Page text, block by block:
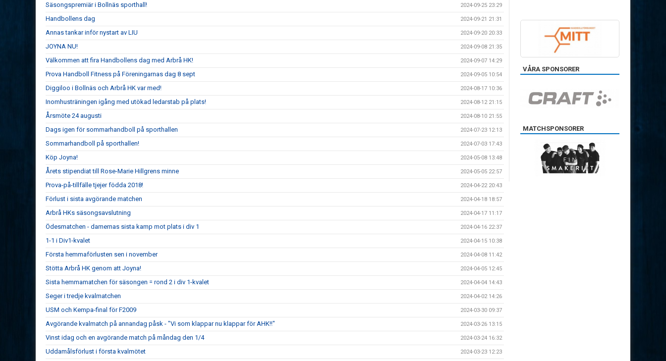
Säsongspremiär i Bollnäs sporthall! 2024-09-25 23:29
Handbollens dag 2024-09-21 21:31
Annas tankar inför nystart av LIU 2024-09-20 20:33
JOYNA NU! 2024-09-08 21:35
Välkommen att fira Handbollens dag med Arbrå HK! 2024-09-07 14:29
Prova Handboll Fitness på Föreningarnas dag 8 sept 2024-09-05 10:54
Diggiloo i Bollnäs och Arbrå HK var med! 2024-08-17 10:36
Inomhusträningen igång med utökad ledarstab på plats! 2024-08-12 21:15
Årsmöte 24 augusti 2024-08-10 21:55
Dags igen för sommarhandboll på sporthallen 2024-07-23 12:13
Sommarhandboll på sporthallen! 2024-07-03 17:43
Köp Joyna! 2024-05-08 13:48
Årets stipendiat till Rose-Marie Hillgrens minne 2024-05-05 22:57
Prova-på-tillfälle tjejer födda 2018! 2024-04-22 20:43
Förlust i sista avgörande matchen 2024-04-18 18:57
Arbrå HKs säsongsavslutning 2024-04-17 11:17
Ödesmatchen - damernas sista kamp mot plats i div 1 2024-04-16 22:37
1-1 i Div1-kvalet 2024-04-15 10:38
Första hemmaförlusten sen i november 2024-04-08 11:42
Stötta Arbrå HK genom att Joyna! 2024-04-05 12:45
Sista hemmamatchen för säsongen = rond 2 i div 1-kvalet 2024-04-04 14:43
Seger i tredje kvalmatchen 2024-04-02 14:26
USM och Kempa-final för F2009 2024-03-30 09:37
Avgörande kvalmatch på annandag påsk - "Vi som klappar nu klappar för AHK!!" 2024-03-26 13:15
Vinst idag och en avgörande match på måndag den 1/4 2024-03-24 16:32
Uddamålsförlust i första kvalmötet 2024-03-23 12:23
VÅRA SPONSORER
MATCHSPONSORER